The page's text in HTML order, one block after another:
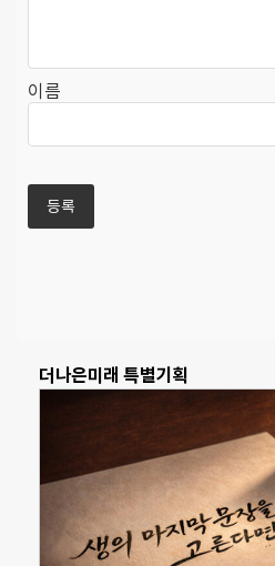
이름
더나은미래 특별기획